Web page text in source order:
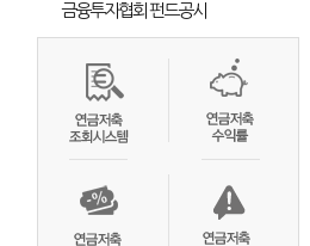
금융투자협회 펀드공시